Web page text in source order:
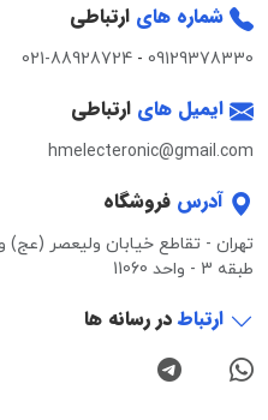
شماره های ارتباطی
09129378330
-
021-88928724
ایمیل های ارتباطی
hmelecteronic@gmail.com
آدرس فروشگاه
تهران - تقاطع خیابان ولیعصر (عج)
طبقه 3 - واحد 11060
ارتباطدر رسانه ها